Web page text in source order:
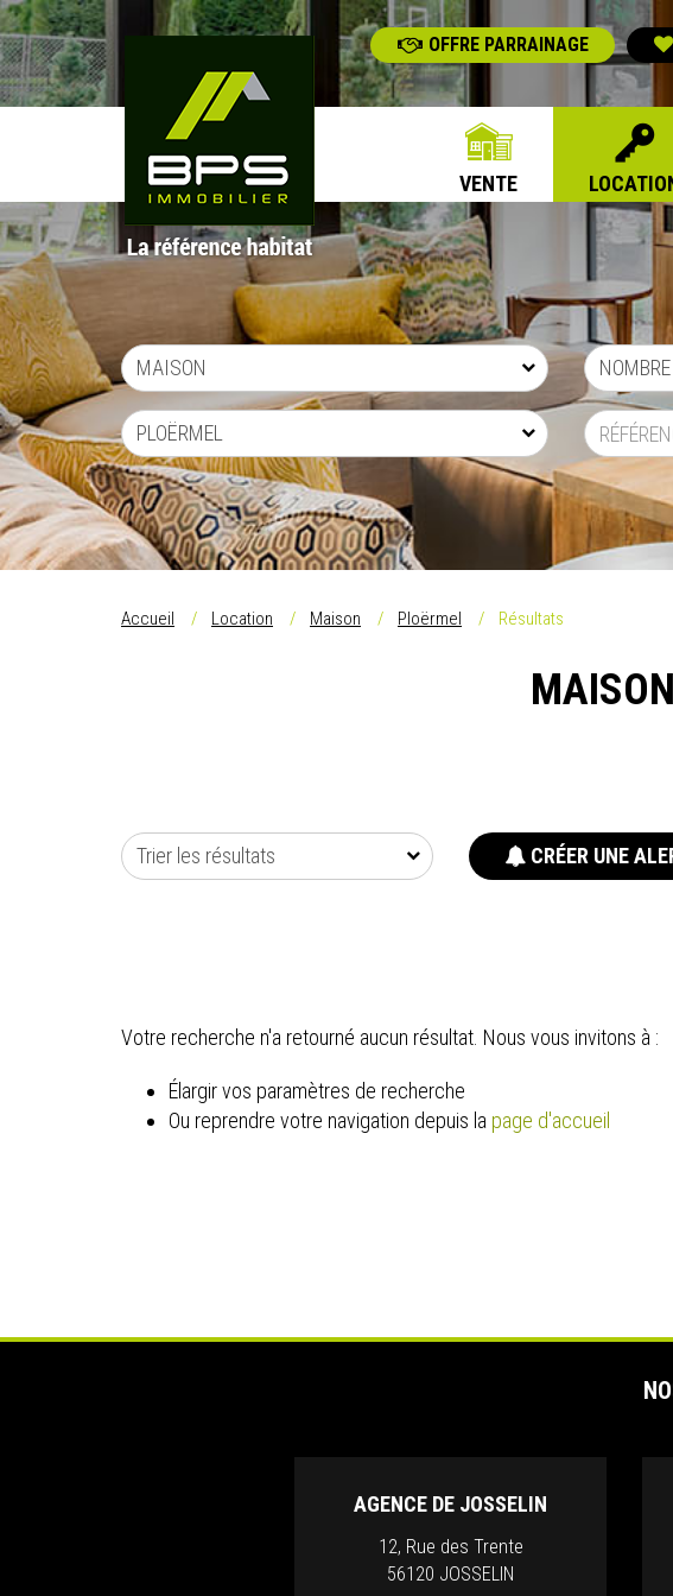
OFFRE PARRAINAGE
VENTE
MAISON
PLOËRMEL
Accueil Location Maison Ploërmel Résultats
Trier les résultats CRÉER UNE
Votre recherche n'a retourné aucun résultat. Nous vous invitons à :
Élargir vos paramètres de recherche
Ou reprendre votre navigation depuis la page d'accueil
AGENCE DE JOSSELIN
12, Rue des Trente
56120 JOSSELIN